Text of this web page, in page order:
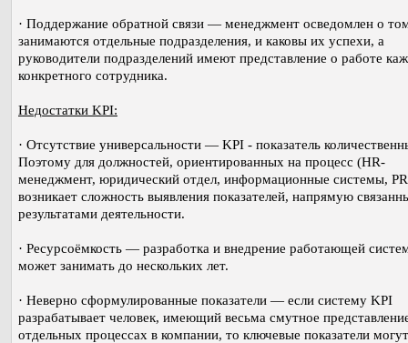
· Поддержание обратной связи — менеджмент осведомлен о
занимаются отдельные подразделения, и каковы их успехи, а
руководители подразделений имеют представление о работе
конкретного сотрудника.
Недостатки KPI:
· Отсутствие универсальности — KPI - показатель
Поэтому для должностей, ориентированных на процесс (HR-
менеджмент, юридический отдел, информационные системы,
возникает сложность выявления показателей, напрямую
результатами деятельности.
· Ресурсоёмкость — разработка и внедрение работающей
может занимать до нескольких лет.
· Неверно сформулированные показатели — если систему KPI
разрабатывает человек, имеющий весьма смутное
отдельных процессах в компании, то ключевые показатели